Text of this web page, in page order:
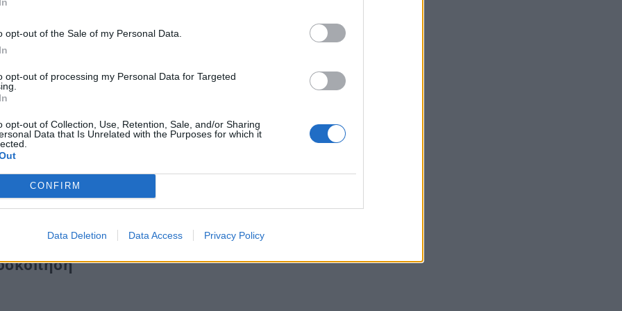
opt-out of the Sale of my Personal Data.
opt-out of processing my Personal Data for Targeted
opt-out of Collection, Use, Retention, Sale, and/or Sharing
Data that Is Unrelated with the Purposes for which it
CONFIRM
Data Deletion Data Access Privacy Policy
γίνεται μία πρώτη εξέταση περίπου στα 45
οικογενειακό ιστορικό καρκίνου του
οδηγίες σχετικά με την εξέταση